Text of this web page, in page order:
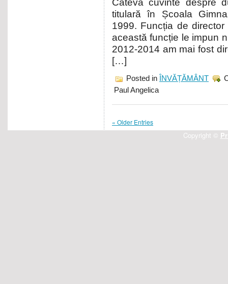
Câteva cuvinte despre
titulară în Școala
1999. Funcția de
această funcție le impun
2012-2014 am mai fost
[…]
Posted in ÎNVĂȚĂMÂNT
Paul Angelica
« Older Entries
Copyright ©